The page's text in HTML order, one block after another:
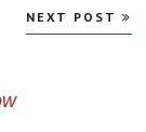
NEXT POST